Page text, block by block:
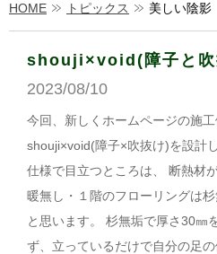
HOME トピックス 美しい陰影
shouji×void(障子と吹
2023/08/10
今回、新しくホームページの施
shouji×void(障子×吹抜け)を設計
仕様で目立つところは、 断熱材
暖無し・１階のフローリングは
と思います。 杉無垢で厚さ30㎜
ず、立っているだけで自分の足